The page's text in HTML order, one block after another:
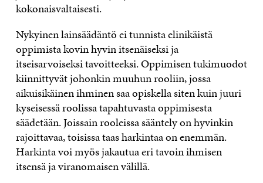
kokonaisvaltaisesti.
Nykyinen lainsäädäntö ei tunnista elinikäistä
oppimista kovin hyvin itsenäiseksi ja
itseisarvoiseksi tavoitteeksi. Oppimisen tukimuodot
kiinnittyvät johonkin muuhun rooliin, jossa
aikuisikäinen ihminen saa opiskella siten kuin juuri
kyseisessä roolissa tapahtuvasta oppimisesta
säädetään. Joissain rooleissa sääntely on hyvinkin
rajoittavaa, toisissa taas harkintaa on enemmän.
Harkinta voi myös jakautua eri tavoin ihmisen
itsensä ja viranomaisen välillä.